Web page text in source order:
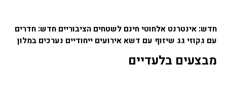
חדש: אינטרנט אלחוטי חינם לשטחים הציבוריים חדש: חדרים
עם גקוזי גג שיזוף עם דשא אירועים ייחודיים נערכים במלון
מבצעים בלעדיים